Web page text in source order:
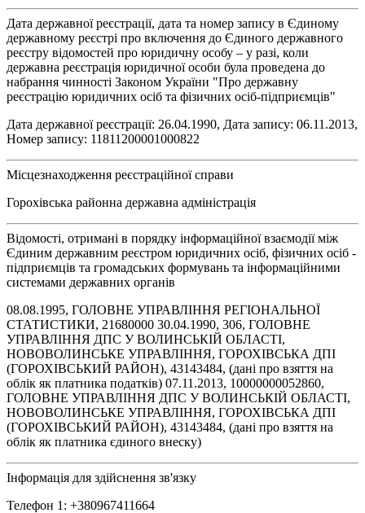
Дата державної реєстрації, дата та номер запису в Єдиному
державному реєстрі про включення до Єдиного державного
реєстру відомостей про юридичну особу – у разі, коли
державна реєстрація юридичної особи була проведена до
набрання чинності Законом України "Про державну
реєстрацію юридичних осіб та фізичних осіб-підприємців"
Дата державної реєстрації: 26.04.1990, Дата запису: 06.11.2013,
Номер запису: 11811200001000822
Місцезнаходження реєстраційної справи
Горохівська районна державна адміністрація
Відомості, отримані в порядку інформаційної взаємодії між
Єдиним державним реєстром юридичних осіб, фізичних осіб -
підприємців та громадських формувань та інформаційними
системами державних органів
08.08.1995, ГОЛОВНЕ УПРАВЛІННЯ РЕГІОНАЛЬНОЇ
СТАТИСТИКИ, 21680000 30.04.1990, 306, ГОЛОВНЕ
УПРАВЛІННЯ ДПС У ВОЛИНСЬКІЙ ОБЛАСТІ,
НОВОВОЛИНСЬКЕ УПРАВЛІННЯ, ГОРОХІВСЬКА ДПІ
(ГОРОХІВСЬКИЙ РАЙОН), 43143484, (дані про взяття на
облік як платника податків) 07.11.2013, 10000000052860,
ГОЛОВНЕ УПРАВЛІННЯ ДПС У ВОЛИНСЬКІЙ ОБЛАСТІ,
НОВОВОЛИНСЬКЕ УПРАВЛІННЯ, ГОРОХІВСЬКА ДПІ
(ГОРОХІВСЬКИЙ РАЙОН), 43143484, (дані про взяття на
облік як платника єдиного внеску)
Інформація для здійснення зв'язку
Телефон 1: +380967411664